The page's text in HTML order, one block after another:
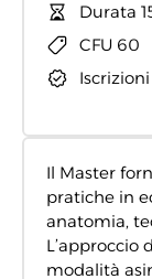
Il Master
pratiche in
anatomia,
modalità
Durata
CFU 60